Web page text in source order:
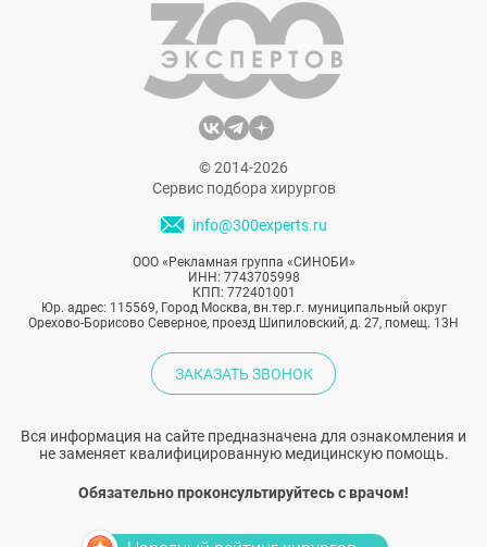
© 2014-2026
Сервис подбора хирургов
info@300experts.ru
ООО «Рекламная группа «СИНОБИ»
ИНН: 7743705998
КПП: 772401001
Юр. адрес: 115569, Город Москва, вн.тер.г. муниципальный округ
Орехово-Борисово Северное, проезд Шипиловский, д. 27, помещ. 13Н
ЗАКАЗАТЬ ЗВОНОК
Вся информация на сайте предназначена для ознакомления и
не заменяет квалифицированную медицинскую помощь.
Обязательно проконсультируйтесь с врачом!